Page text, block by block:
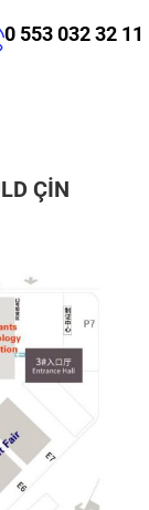
0 553 032 32 11
ÇİN